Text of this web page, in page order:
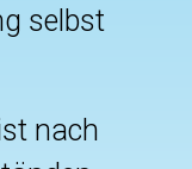
selbst
nach